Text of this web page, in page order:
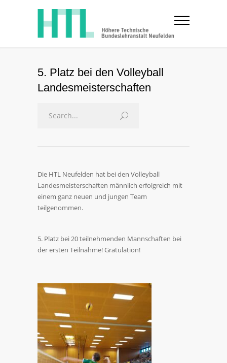
5. Platz bei den Volleyball
Landesmeisterschaften
Die HTL Neufelden hat bei den Volleyball
Landesmeisterschaften männlich erfolgreich mit
einem ganz neuen und jungen Team
teilgenommen.
5. Platz bei 20 teilnehmenden Mannschaften bei
der ersten Teilnahme! Gratulation!